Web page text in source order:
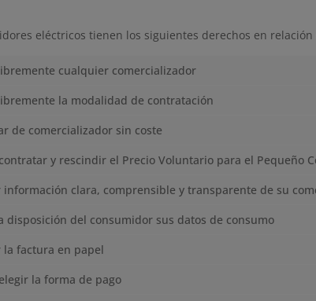
eléctricos tienen los siguientes derechos en
cualquier comercializador
la modalidad de contratación
de comercializador sin coste
y rescindir el Precio Voluntario para el Pequeño
información clara, comprensible y transparente de su
disposición del consumidor sus datos de consumo
la factura en papel
la forma de pago